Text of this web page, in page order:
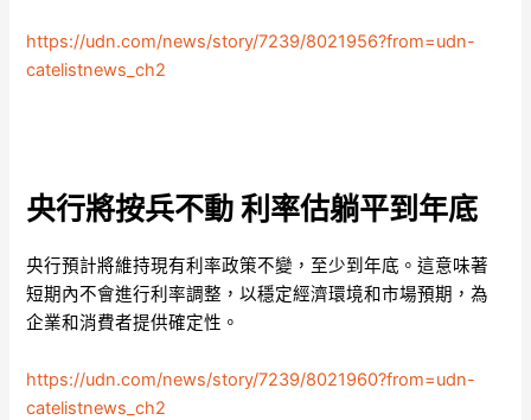
https://udn.com/news/story/7239/8021956?from=udn-
catelistnews_ch2
央行將按兵不動 利率估躺平到年底
央行預計將維持現有利率政策不變，至少到年底。這意味著
短期內不會進行利率調整，以穩定經濟環境和市場預期，為
企業和消費者提供確定性。
https://udn.com/news/story/7239/8021960?from=udn-
catelistnews_ch2